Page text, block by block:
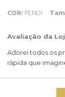
COR: FENDI
Avaliação da
Adorei todos os
rápida que